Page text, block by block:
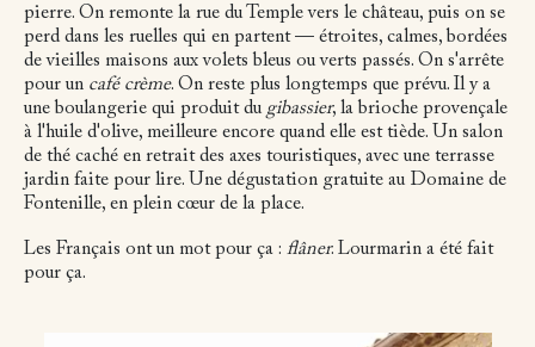
pierre. On remonte la rue du Temple vers le château, puis on se
perd dans les ruelles qui en partent — étroites, calmes, bordées
de vieilles maisons aux volets bleus ou verts passés. On s'arrête
pour un café crème. On reste plus longtemps que prévu. Il y a
une boulangerie qui produit du gibassier, la brioche provençale
à l'huile d'olive, meilleure encore quand elle est tiède. Un salon
de thé caché en retrait des axes touristiques, avec une terrasse
jardin faite pour lire. Une dégustation gratuite au Domaine de
Fontenille, en plein cœur de la place.
Les Français ont un mot pour ça : flâner. Lourmarin a été fait
pour ça.